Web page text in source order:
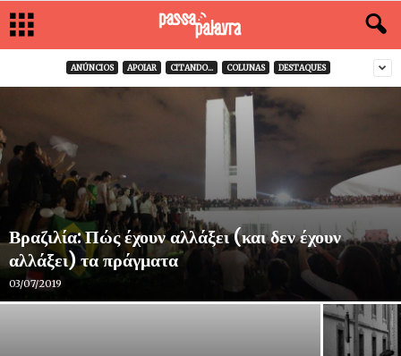
ANÚNCIOS APOIAR CITANDO... COLUNAS DESTAQUES
Βραζιλία: Πώς έχουν αλλάξει (και δεν έχουν
αλλάξει) τα πράγματα
03/07/2019